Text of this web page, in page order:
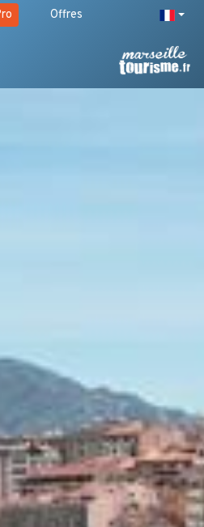
Offres